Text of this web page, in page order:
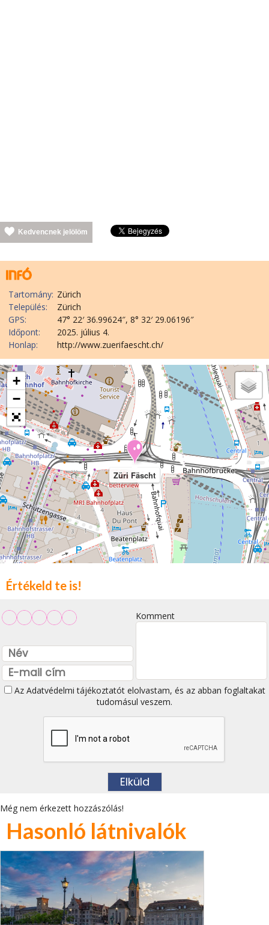
Kedvencnek jelölöm
Tartomány: Zürich
Település:
Zürich
GPS:
47° 22′ 36.99624″, 8° 32′ 29.06196″
Időpont:
2025. július 4.
Honlap:
http://www.zuerifaescht.ch/
Züri Fäscht
+
−
Értékeld te is!
Komment
Az Adatvédelmi tájékoztatótelolvastam, és az abban foglaltakat
tudomásul veszem.
Még nem érkezett hozzászólás!
Hasonló látnivalók